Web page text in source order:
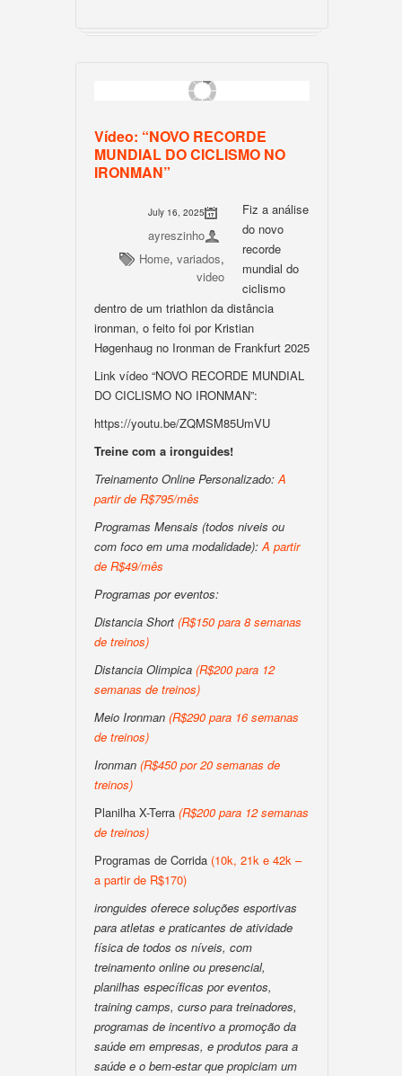
Vídeo: “NOVO RECORDE
MUNDIAL DO CICLISMO NO
IRONMAN”
July 16, 2025
ayreszinho
Home, variados,
video
Fiz a análise
do novo
recorde
mundial do
ciclismo
dentro de um triathlon da distância
ironman, o feito foi por Kristian
Høgenhaug no Ironman de Frankfurt 2025
Link vídeo “NOVO RECORDE MUNDIAL
DO CICLISMO NO IRONMAN”:
https://youtu.be/ZQMSM85UmVU
Treine com a ironguides!
Treinamento Online Personalizado:A
partir de R$795/mês
Programas Mensais (todos niveis ou
com foco em uma modalidade):A partir
de R$49/mês
Programas por eventos:
Distancia Short (R$150 para 8 semanas
de treinos)
Distancia Olimpica (R$200 para 12
semanas de treinos)
Meio Ironman (R$290 para 16 semanas
de treinos)
Ironman (R$450 por 20 semanas de
treinos)
Planilha X-Terra (R$200 para 12 semanas
de treinos)
Programas de Corrida (10k, 21k e 42k –
a partir de R$170)
ironguides oferece soluções esportivas
para atletas e praticantes de atividade
física de todos os níveis, com
treinamento online ou presencial,
planilhas específicas por eventos,
training camps, curso para treinadores,
programas de incentivo a promoção da
saúde em empresas, e produtos para a
saúde e o bem-estar que propiciam um